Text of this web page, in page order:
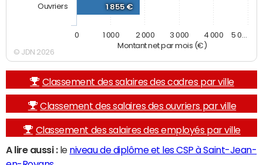
Montant net par mois (€)
1 855 €
Ouvriers
0 1 000 2 000 3 000 4 000 5 0…
© JDN 2026
Classement des salaires des cadres par ville
Classement des salaires des ouvriers par ville
Classement des salaires des employés par ville
A lire aussi :le niveau de diplôme et les CSP à Saint-Jean-